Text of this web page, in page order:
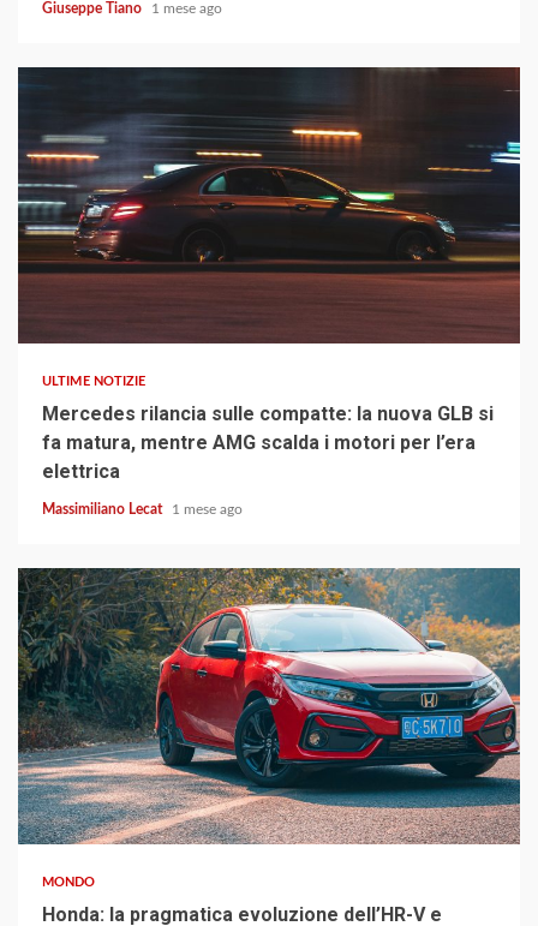
Giuseppe Tiano 1 mese ago
ULTIME NOTIZIE
Mercedes rilancia sulle compatte: la nuova GLB si
fa matura, mentre AMG scalda i motori per l’era
elettrica
Massimiliano Lecat 1 mese ago
4 min read
MONDO
Honda: la pragmatica evoluzione dell’HR-V e